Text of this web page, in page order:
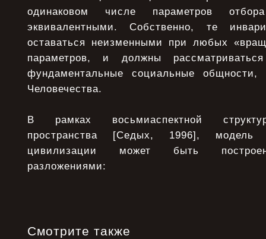
одинаковом числе параметров
эквивалентными. Собственно, те
оставаться неизменными при любых
параметров, и должны
фундаментальные социальные
Человечества.
В рамках восьмиаспектной
пространства [Седых, 1996], модель
цивилизации может быть
разложениями:
Смотрите также